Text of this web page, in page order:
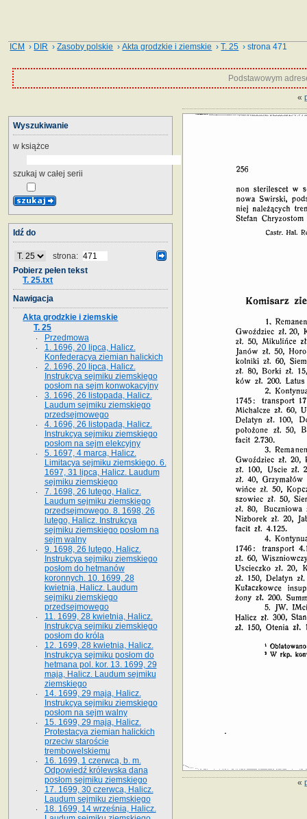
ICM › DIR ›Zasoby polskie ›Akta grodzkie i ziemskie ›T. 25 › strona 471
Podstawowym
«
«
Wyszukiwanie
w książce
szukaj w całej serii
Idź do
strona:
Pobierz pełen tekst
T. 25.txt
Nawigacja
Akta grodzkie i ziemskie
T. 25
Przedmowa
1. 1696, 20 lipca, Halicz.
Konfederacya ziemian halickich
2. 1696, 20 lipca, Halicz.
Instrukcya sejmiku ziemskiego
posłom na sejm konwokacyjny
3. 1696, 26 listopada, Halicz.
Laudum sejmiku ziemskiego
przedsejmowego
4. 1696, 26 listopada, Halicz.
Instrukcya sejmiku ziemskiego
posłom na sejm elekcyjny
5. 1697, 4 marca, Halicz.
Limitacya sejmiku ziemskiego. 6.
1697, 31 lipca, Halicz. Laudum
sejmiku ziemskiego
7. 1698, 26 lutego, Halicz.
Laudum sejmiku ziemskiego
przedsejmowego. 8. 1698, 26
lutego, Halicz. Instrukcya
sejmiku ziemskiego posłom na
sejm walny
9. 1698, 26 lutego, Halicz.
Instrukcya sejmiku ziemskiego
posłom do hetmanów
koronnych. 10. 1699, 28
kwietnia, Halicz. Laudum
sejmiku ziemskiego
przedsejmowego
11. 1699, 28 kwietnia, Halicz.
Instrukcya sejmiku ziemskiego
posłom do króla
12. 1699, 28 kwietnia, Halicz.
Instrukcya sejmiku posłom do
hetmana pol. kor. 13. 1699, 29
maja, Halicz. Laudum sejmiku
ziemskiego
14. 1699, 29 maja, Halicz.
Instrukcya sejmiku ziemskiego
posłom na sejm walny
15. 1699, 29 maja, Halicz.
Protestacya ziemian halickich
przeciw staroście
trembowelskiemu
16. 1699, 1 czerwca, b. m.
Odpowiedź królewska dana
posłom sejmiku ziemskiego
17. 1699, 30 czerwca, Halicz.
Laudum sejmiku ziemskiego
18. 1699, 14 września, Halicz.